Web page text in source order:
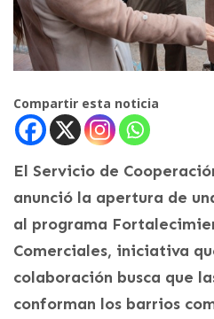
Compartir esta noticia
El Servicio de
anunció la apertura de
al programa
Comerciales, iniciativa
colaboración busca que
conforman los barrios